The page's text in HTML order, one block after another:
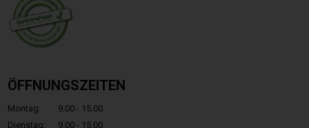
ÖFFNUNGSZEITEN
Montag:
9.00 - 15.00
Dienstag:
9.00 - 15.00